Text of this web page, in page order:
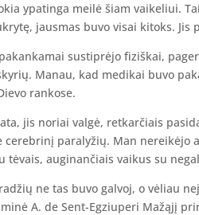
ypatinga meilė šiam vaikeliui.
jausmas buvo visai kitoks. Jis
sustiprėjo fiziškai,
Manau, kad medikai buvo
rankose.
jis noriai valgė, retkarčiais
paralyžių. Man nereikėjo
auginančiais vaikus su
ne tas buvo galvoj, o vėliau
A. de Sent-Egziuperi Mažąjį